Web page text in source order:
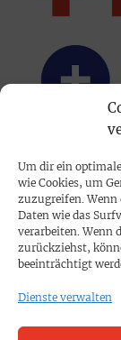
Um dir ein
wie Cookies, um
zuzugreifen.
Daten wie das
verarbeiten. Wenn
zurückziehst,
beeinträchtigt
Dienste verwalten
Mediadaten
Impressum
SPENDEN